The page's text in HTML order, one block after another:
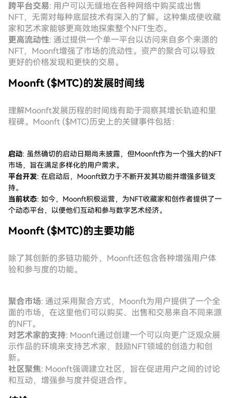
跨平台交易: 用户可以无缝地在各种网络中购买或出售
NFT，无需对每种底层技术有深入的了解。这种集成使收藏
家和艺术家能够更高效地探索整个NFT生态。
更高流动性: 通过提供一个单一平台以访问来自多个来源的
NFT，Moonft增强了市场的流动性。资产的聚合可以导致
更好的价格发现和更快的交易。
Moonft ($MTC)的发展时间线
理解Moonft发展历程的时间线有助于洞察其增长轨迹和里
程碑。Moonft ($MTC)历史上的关键事件包括：
启动: 虽然确切的启动日期尚未披露，但Moonft作为一个强大的NFT
市场，旨在满足多样化的用户需求。
平台开发: 在启动后，Moonft致力于不断开发其功能并增强多链支
持。
当前状态: 如今，Moonft积极运营，为NFT收藏家和创作者提供了一
个动态平台，以便他们互动和参与数字艺术经济。
Moonft ($MTC)的主要功能
除了其创新的多链功能外，Moonft还包含各种增强用户体
验和参与度的功能。
聚合市场: 通过采用聚合方式，Moonft为用户提供了一个全
面的市场，在这里他们可以购买、出售和交易来自不同来源
的NFT。
对艺术家的支持: Moonft通过创建一个可以向更广泛观众展
示作品的环境来支持艺术家，鼓励NFT领域的创造力和创
新。
社区聚焦: Moonft强调建立社区，旨在促进用户之间的讨论
和互动，增强参与度并促进合作。